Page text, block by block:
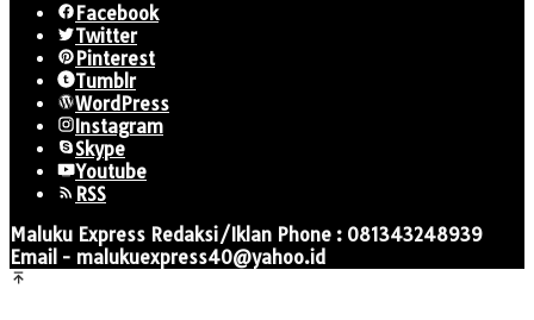
Facebook
Twitter
Pinterest
Tumblr
WordPress
Instagram
Skype
Youtube
RSS
Maluku Express Redaksi/Iklan Phone : 081343248939
Email - malukuexpress40@yahoo.id